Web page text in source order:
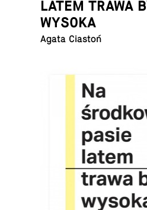
LATEM TRAWA
WYSOKA
Agata Ciastoń